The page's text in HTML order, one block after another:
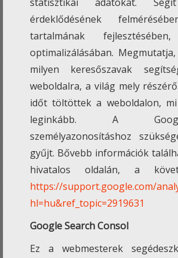
érdeklődésének
tartalmának
optimalizálásában.
milyen keresőszavak
weboldalra, a világ mely
időt töltöttek a weboldalon,
leginkább. A
személyazonosításhoz
gyűjt. Bővebb információk
hivatalos oldalán, a
https://support.google.com/
hl=hu&ref_topic=2919631
Google Search Consol
Ez a webmesterek